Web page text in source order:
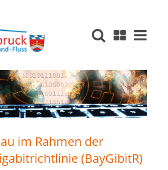
im Rahmen der
(BayGibitR)